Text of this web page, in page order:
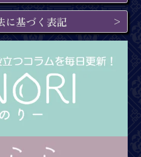
に基づく表記